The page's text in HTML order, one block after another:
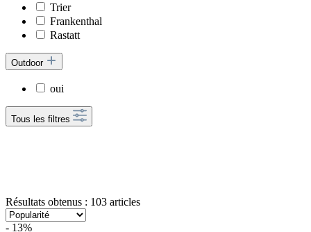
Trier
Frankenthal
Rastatt
Outdoor
oui
Tous les filtres
Résultats obtenus : 103 articles
- 13%